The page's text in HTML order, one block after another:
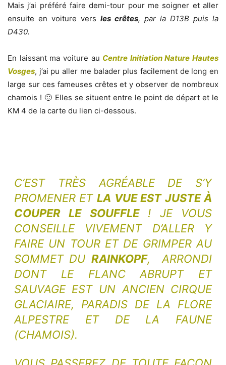
Mais j’ai préféré faire demi-tour pour me soigner et aller
ensuite en voiture vers les crêtes, par la D13B puis la
D430.
En laissant ma voiture au Centre Initiation Nature Hautes
Vosges, j’ai pu aller me balader plus facilement de long en
large sur ces fameuses crêtes et y observer de nombreux
chamois ! 🙂 Elles se situent entre le point de départ et le
KM 4 de la carte du lien ci-dessous.
C’EST TRÈS AGRÉABLE DE S’Y
PROMENER ET LA VUE EST JUSTE À
COUPER LE SOUFFLE! JE VOUS
CONSEILLE VIVEMENT D’ALLER Y
FAIRE UN TOUR ET DE GRIMPER AU
SOMMET DU RAINKOPF, ARRONDI
DONT LE FLANC ABRUPT ET
SAUVAGE EST UN ANCIEN CIRQUE
GLACIAIRE, PARADIS DE LA FLORE
ALPESTRE ET DE LA FAUNE
(CHAMOIS).